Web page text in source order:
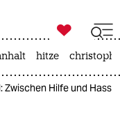

taz zahl ich
hitze
Zwischen Hilfe und Hass